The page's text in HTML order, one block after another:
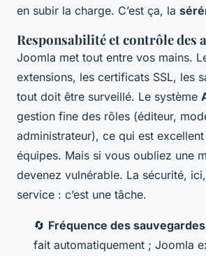
en subir la charge. C’est ça, la
Responsabilité et contrôle des
Joomla met tout entre vos mains.
extensions, les certificats SSL, les
tout doit être surveillé. Le système
gestion fine des rôles (éditeur,
administrateur), ce qui est
équipes. Mais si vous oubliez une
devenez vulnérable. La sécurité, ici,
service : c’est une tâche.
🔄 Fréquence des sauvegardes
fait automatiquement ; Joomla